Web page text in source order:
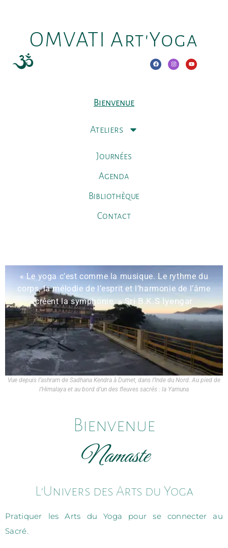
OMVATI Art'Yoga
Bienvenue
Ateliers
Journées
Agenda
Bibliothèque
Contact
« Le yoga c’est comme la musique. Le rythme du
corps, la mélodie de l’esprit et l’harmonie de l’âme
créent la symphonie. »Sri B.K.S Iyengar
Vue depuis l’ashram de Sadhana Kendra à Dumet, dans l’Inde du Nord. Au pied de
l’Himalaya et au bord d’un des fleuves sacrés : la Yamuna
Bienvenue
Namaste
L'Univers des Arts du Yoga
Pratiquer les Arts du Yoga pour se connecter au
Sacré.